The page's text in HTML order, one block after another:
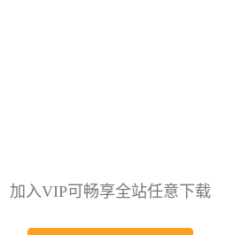
加入VIP可畅享全站任意下载